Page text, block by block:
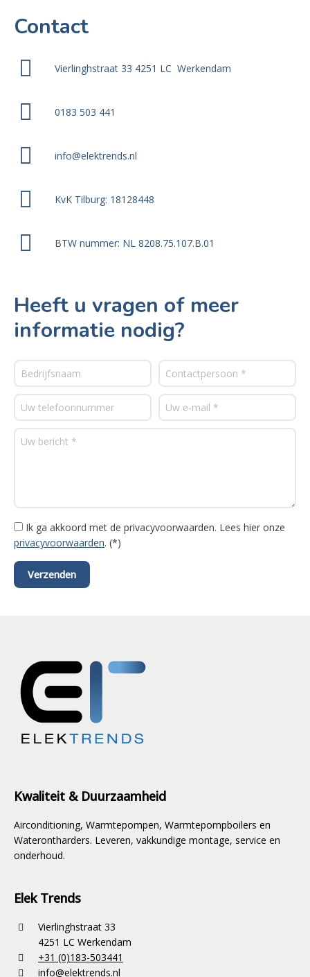
Contact
Vierlinghstraat 33 4251 LC Werkendam
0183 503 441
info@elektrends.nl
KvK Tilburg: 18128448
BTW nummer: NL 8208.75.107.B.01
Heeft u vragen of meer
informatie nodig?
Ik ga akkoord met de privacyvoorwaarden. Lees hier onze
privacyvoorwaarden. (*)
Kwaliteit & Duurzaamheid
Airconditioning, Warmtepompen, Warmtepompboilers en
Waterontharders. Leveren, vakkundige montage, service en
onderhoud.
Elek Trends
Vierlinghstraat 33
4251 LC Werkendam
+31 (0)183-503441
info@elektrends.nl